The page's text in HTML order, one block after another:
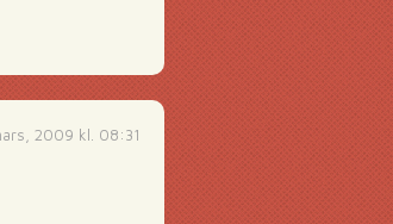
2009 kl. 08:31